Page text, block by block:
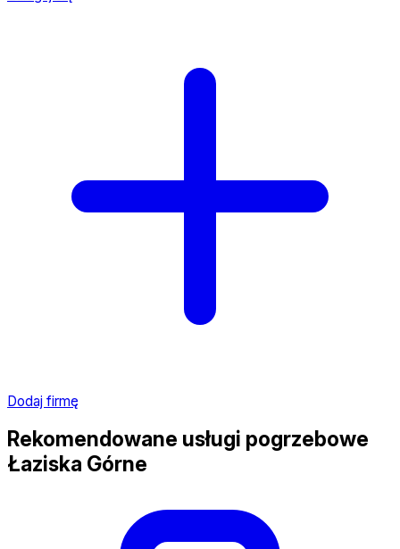
Dodaj firmę
Rekomendowane usługi pogrzebowe
Łaziska Górne